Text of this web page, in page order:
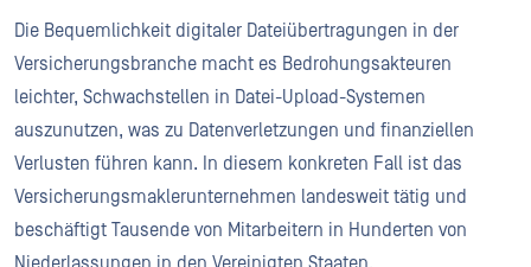
Die Bequemlichkeit digitaler Dateiübertragungen in der
Versicherungsbranche macht es Bedrohungsakteuren
leichter, Schwachstellen in Datei-Upload-Systemen
auszunutzen, was zu Datenverletzungen und finanziellen
Verlusten führen kann. In diesem konkreten Fall ist das
Versicherungsmaklerunternehmen landesweit tätig und
beschäftigt Tausende von Mitarbeitern in Hunderten von